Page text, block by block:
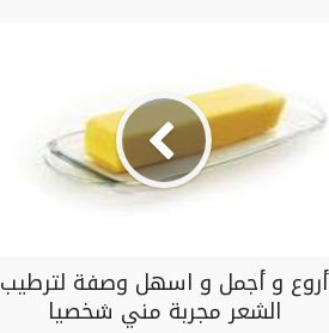
أروع و أجمل و اسهل وصفة لترطيب
الشعر مجربة مني شخصيا